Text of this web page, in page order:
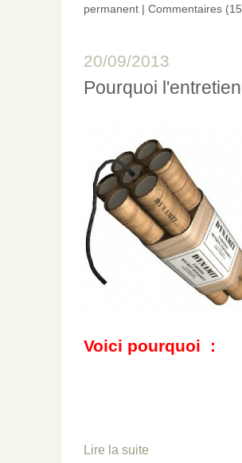
permanent | Commentaires
20/09/2013
Pourquoi
Voici pourquoi :
Lire la suite